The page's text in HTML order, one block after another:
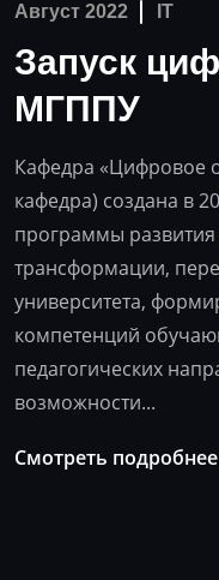
Август 2022 IT
Запуск
МГППУ
Кафедра «Цифровое
кафедра) создана в
программы развития
трансформации,
университета,
компетенций
педагогических
возможности...
Смотреть подробнее